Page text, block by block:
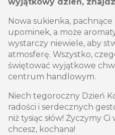
Nowa sukienka,
upominek, a może
wystarczy niewiele, aby
atmosferę. Wszystko,
świętować wyjątkowe
centrum handlowym.
Niech tegoroczny Dzień
radości i serdecznych
niż tysiąc słów! Życzymy
chcesz, kochana!